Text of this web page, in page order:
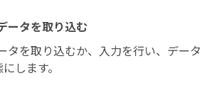
ータを取り込む
タを取り込むか、入力を行い、データ
します。